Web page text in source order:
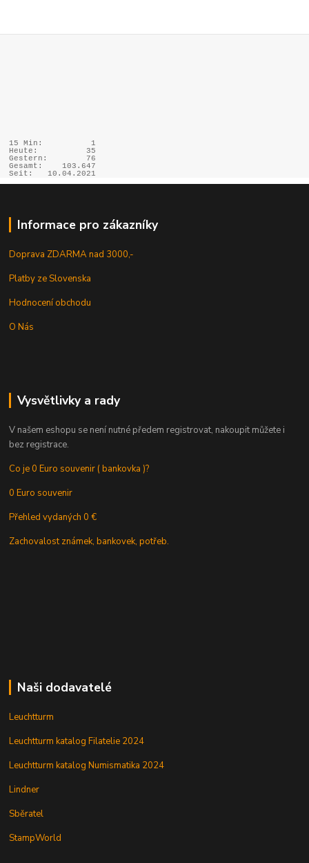
15 Min:
1
Heute:
35
Gestern:
76
Gesamt:
103.647
Seit:
10.04.2021
Informace pro zákazníky
Doprava ZDARMA nad 3000,-
Platby ze Slovenska
Hodnocení obchodu
O Nás
Vysvětlivky a rady
V našem eshopu se není nutné předem registrovat, nakoupit můžete i
bez registrace.
Co je 0 Euro souvenir ( bankovka )?
0 Euro souvenir
Přehled vydaných 0 €
Zachovalost známek, bankovek, potřeb.
Naši dodavatelé
Leuchtturm
Leuchtturm katalog Filatelie 2024
Leuchtturm katalog Numismatika 2024
Lindner
Sběratel
StampWorld